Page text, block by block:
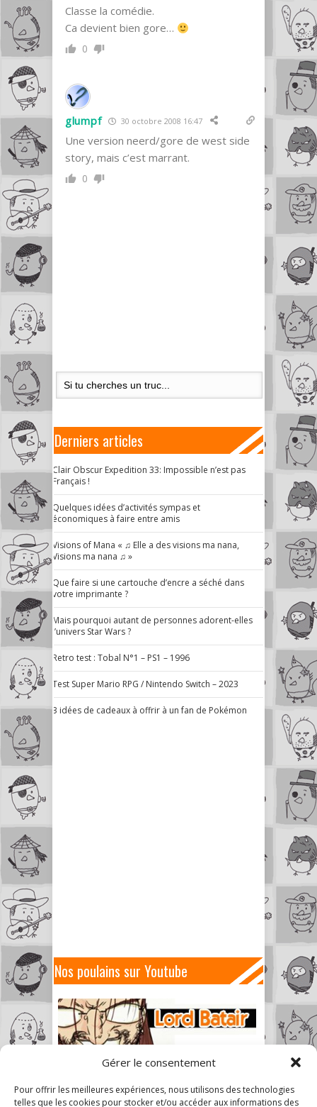
Gérer le consentement
Pour offrir les meilleures expériences, nous utilisons des technologies
telles que les cookies pour stocker et/ou accéder aux informations des
Classe la comédie.
Ca devient bien gore…
0
glumpf 30 octobre 2008 16:47
Une version neerd/gore de west side
story, mais c’est marrant.
0
Derniers articles
Clair Obscur Expedition 33: Impossible n’est pas
Français !
Quelques idées d’activités sympas et
économiques à faire entre amis
Visions of Mana « ♫ Elle a des visions ma nana,
Visions ma nana ♫ »
Que faire si une cartouche d’encre a séché dans
votre imprimante ?
Mais pourquoi autant de personnes adorent-elles
l’univers Star Wars ?
Retro test : Tobal N°1 – PS1 – 1996
Test Super Mario RPG / Nintendo Switch – 2023
3 idées de cadeaux à offrir à un fan de Pokémon
Nos poulains sur Youtube